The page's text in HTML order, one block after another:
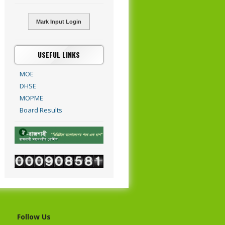
Mark Input Login
USEFUL LINKS
MOE
DHSE
MOPME
Board Results
Follow Us